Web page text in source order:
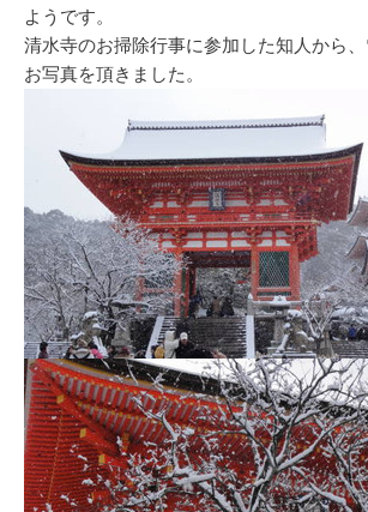
ようです。
清水寺のお掃除行事に参加した知人から
お写真を頂きました。